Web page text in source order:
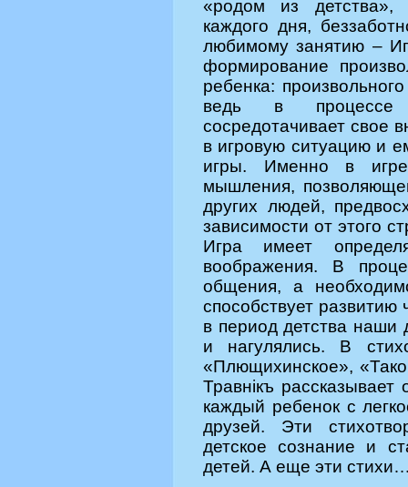
«родом из детства»,
каждого дня,
любимому занятию –
формирование
ребенка:
ведь в процессе
сосредотачивает свое
в игровую ситуацию и
игры. Именно в игре
мышления,
других людей,
зависимости от этого
Игра имеет
воображения. В
общения, а
способствует
в период детства наши
и нагулялись. В
«Плющихинское»,
Травнiкъ рассказывает
каждый ребенок с
друзей. Эти
детское сознание и
детей. А еще эти